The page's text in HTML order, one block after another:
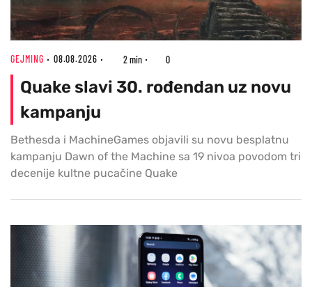
GEJMING 08.08.2026 2 min 0
Quake slavi 30. rođendan uz novu
kampanju
Bethesda i MachineGames objavili su novu besplatnu
kampanju Dawn of the Machine sa 19 nivoa povodom tri
decenije kultne pucačine Quake